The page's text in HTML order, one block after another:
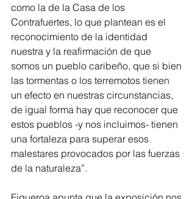
como la de la Casa de los
Contrafuertes, lo que plantean es el
reconocimiento de la identidad
nuestra y la reafirmación de que
somos un pueblo caribeño, que si bien
las tormentas o los terremotos tienen
un efecto en nuestras circunstancias,
de igual forma hay que reconocer que
estos pueblos -y nos incluimos- tienen
una fortaleza para superar esos
malestares provocados por las fuerzas
de la naturaleza”.